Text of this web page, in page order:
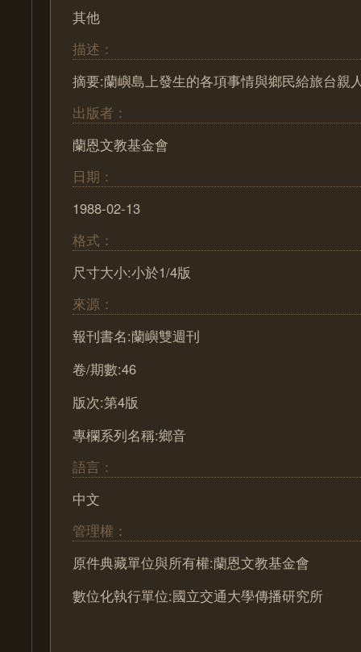
其他
描述：
摘要:蘭嶼島上發生的各項事情與鄉民給旅台親
出版者：
蘭恩文教基金會
日期：
1988-02-13
格式：
尺寸大小:小於1/4版
來源：
報刊書名:蘭嶼雙週刊
卷/期數:46
版次:第4版
專欄系列名稱:鄉音
語言：
中文
管理權：
原件典藏單位與所有權:蘭恩文教基金會
數位化執行單位:國立交通大學傳播研究所